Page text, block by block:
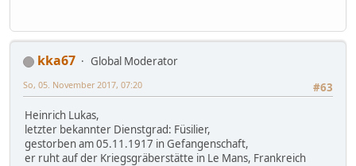
kka67
Global Moderator
#63
So, 05. November 2017, 07:20
Heinrich Lukas,
letzter bekannter Dienstgrad: Füsilier,
gestorben am 05.11.1917 in Gefangenschaft,
er ruht auf der Kriegsgräberstätte in Le Mans, Frankreich